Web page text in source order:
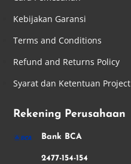
Kebijakan Garansi
Terms and Conditions
Refund and Returns Policy
Syarat dan Ketentuan Project
Rekening Perusahaan
Bank BCA
2477-154-154